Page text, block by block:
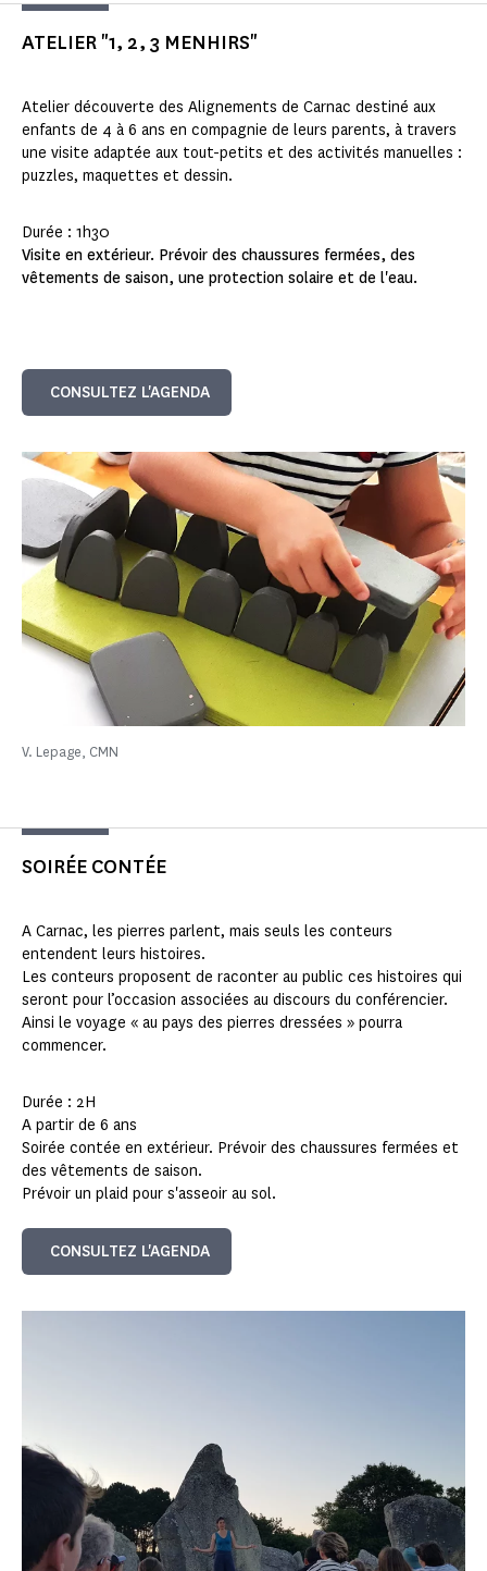
ATELIER "1, 2, 3 MENHIRS"
Atelier découverte des Alignements de Carnac destiné aux
enfants de 4 à 6 ans en compagnie de leurs parents, à travers
une visite adaptée aux tout-petits et des activités manuelles :
puzzles, maquettes et dessin.
Durée : 1h30
Visite en extérieur. Prévoir des chaussures fermées, des
vêtements de saison, une protection solaire et de l'eau.
CONSULTEZ L'AGENDA
V. Lepage, CMN
SOIRÉE CONTÉE
A Carnac, les pierres parlent, mais seuls les conteurs
entendent leurs histoires.
Les conteurs proposent de raconter au public ces histoires qui
seront pour l’occasion associées au discours du conférencier.
Ainsi le voyage « au pays des pierres dressées » pourra
commencer.
Durée : 2H
A partir de 6 ans
Soirée contée en extérieur. Prévoir des chaussures fermées et
des vêtements de saison.
Prévoir un plaid pour s'asseoir au sol.
CONSULTEZ L'AGENDA